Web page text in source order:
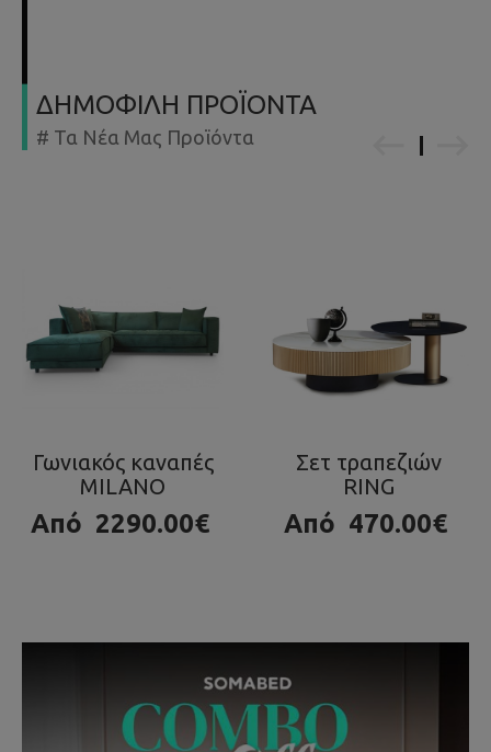
ΔΗΜΟΦΙΛΗ ΠΡΟΪΟΝΤΑ
# Τα Νέα Μας Προϊόντα
Σετ τραπεζιών
RING
Από 470.00€
Τραπεζάκι OLA
980.00€